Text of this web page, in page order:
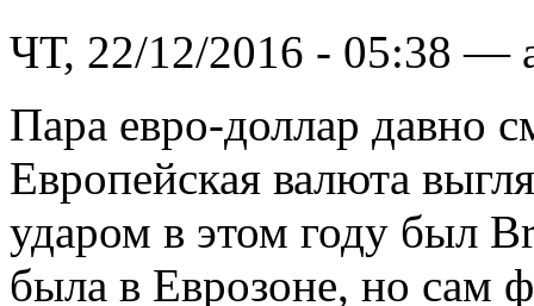
ЧТ, 22/12/2016 - 05:38 —
Пара евро-доллар давно
Европейская валюта
ударом в этом году был
была в Еврозоне, но сам